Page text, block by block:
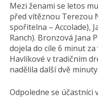
Mezi ženami se letos
před vítěznou Terezou
spořitelna – Accolade),
Ranch). Bronzová Jana
dojela do cíle 6 minut
Havlíkové v tradičním
nadělila další dvě minuty.
Odpoledne se účastníci